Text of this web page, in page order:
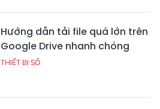
Hướng dẫn tải file quá lớn trên
Google Drive nhanh chóng
THIẾT BỊ SỐ